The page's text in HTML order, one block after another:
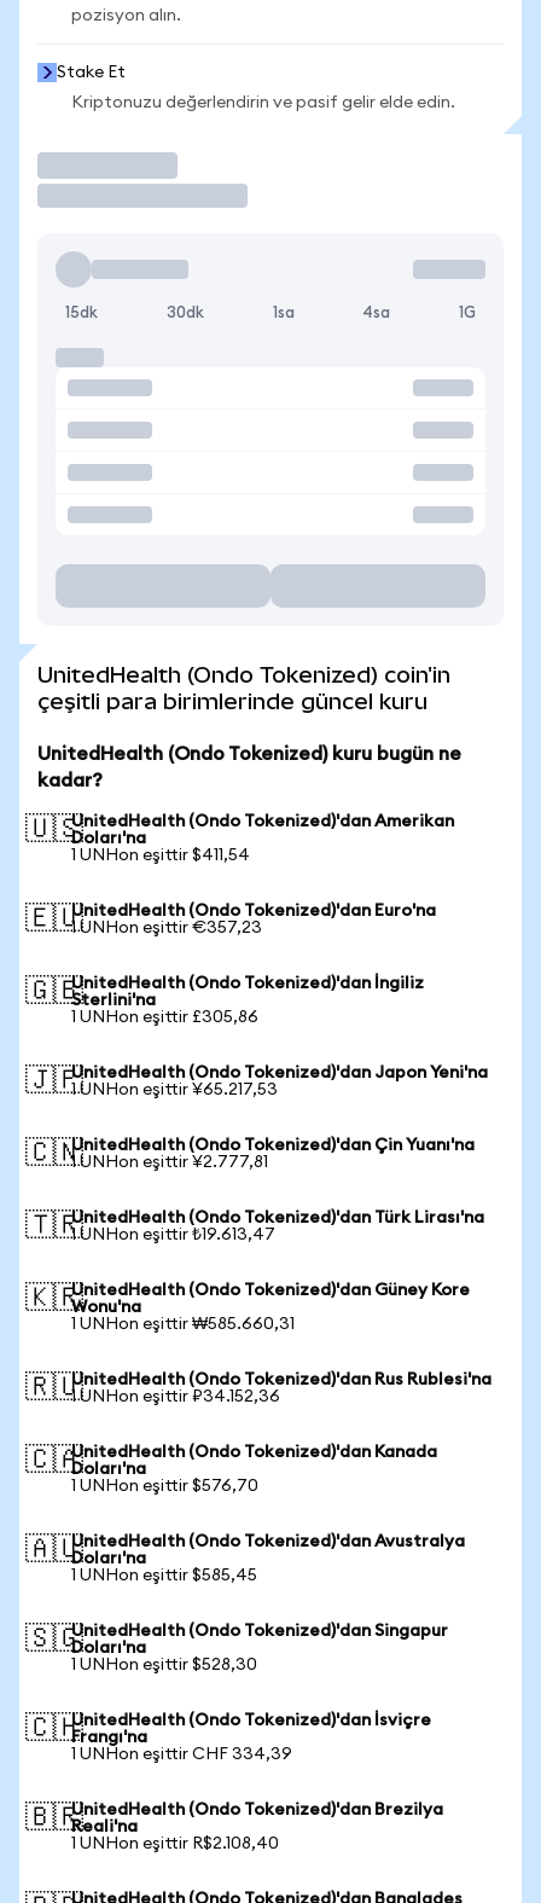
pozisyon alın.
Stake Et
Kriptonuzu değerlendirin ve pasif gelir elde edin.
15dk 30dk 1sa 4sa 1G
UnitedHealth (Ondo Tokenized) coin'in
çeşitli para birimlerinde güncel kuru
UnitedHealth (Ondo Tokenized) kuru bugün ne
kadar?
🇺🇸UnitedHealth (Ondo Tokenized)'dan Amerikan
Doları'na
1 UNHon eşittir $411,54
🇪🇺UnitedHealth (Ondo Tokenized)'dan Euro'na
1 UNHon eşittir €357,23
🇬🇧UnitedHealth (Ondo Tokenized)'dan İngiliz
Sterlini'na
1 UNHon eşittir £305,86
🇯🇵UnitedHealth (Ondo Tokenized)'dan Japon Yeni'na
1 UNHon eşittir ¥65.217,53
🇨🇳UnitedHealth (Ondo Tokenized)'dan Çin Yuanı'na
1 UNHon eşittir ¥2.777,81
🇹🇷UnitedHealth (Ondo Tokenized)'dan Türk Lirası'na
1 UNHon eşittir ₺19.613,47
🇰🇷UnitedHealth (Ondo Tokenized)'dan Güney Kore
Wonu'na
1 UNHon eşittir ₩585.660,31
🇷🇺UnitedHealth (Ondo Tokenized)'dan Rus Rublesi'na
1 UNHon eşittir ₽34.152,36
🇨🇦UnitedHealth (Ondo Tokenized)'dan Kanada
Doları'na
1 UNHon eşittir $576,70
🇦🇺UnitedHealth (Ondo Tokenized)'dan Avustralya
Doları'na
1 UNHon eşittir $585,45
🇸🇬UnitedHealth (Ondo Tokenized)'dan Singapur
Doları'na
1 UNHon eşittir $528,30
🇨🇭UnitedHealth (Ondo Tokenized)'dan İsviçre
Frangı'na
1 UNHon eşittir CHF 334,39
🇧🇷UnitedHealth (Ondo Tokenized)'dan Brezilya
Reali'na
1 UNHon eşittir R$2.108,40
UnitedHealth (Ondo Tokenized)'dan Bangladeş